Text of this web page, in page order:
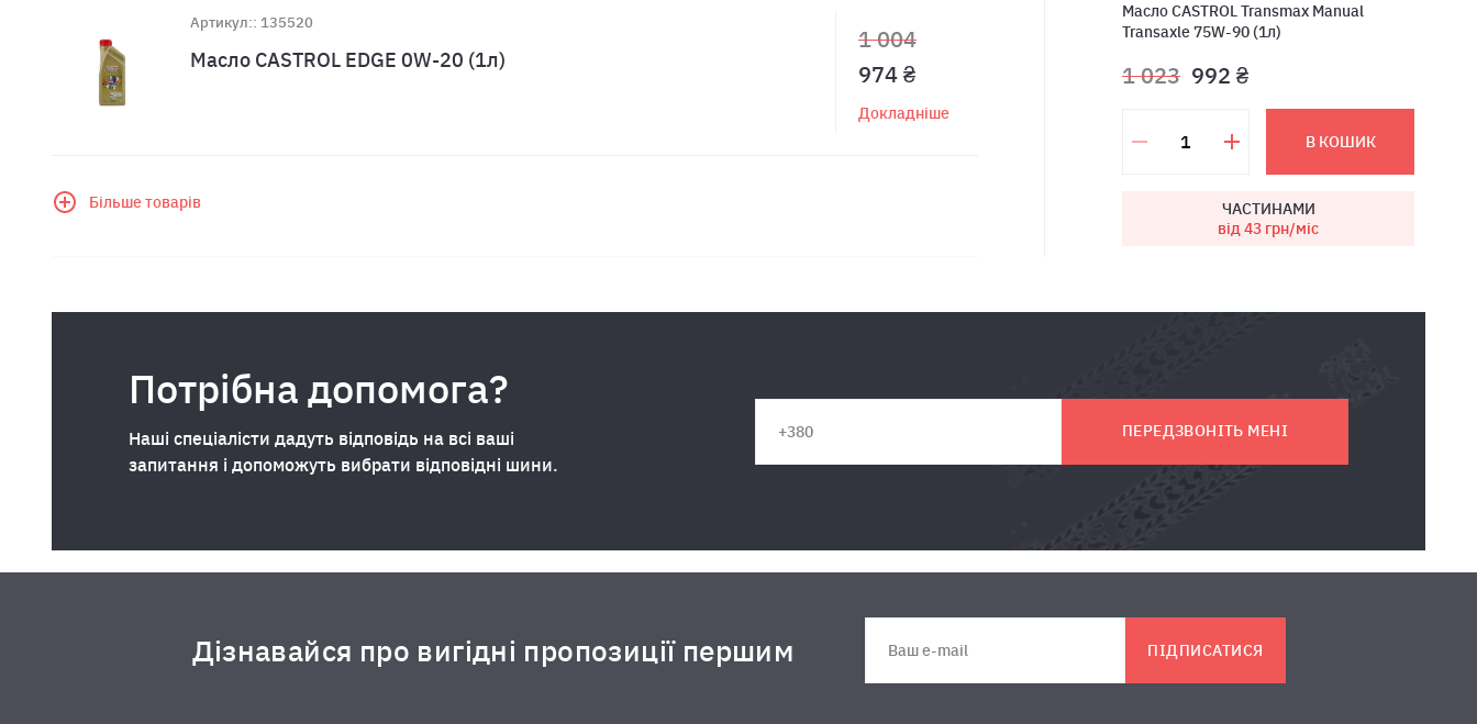
Артикул:: 135520
Масло CASTROL EDGE 0W-20 (1л)
1 004
974 ₴
Докладніше
Більше товарів
Масло CASTROL Transmax Manual
Transaxle 75W-90 (1л)
1 023 992 ₴
В КОШИК
ЧАСТИНАМИ
від 43 грн/міс
Потрібна допомога?
Наші спеціалісти дадуть відповідь на всі ваші
запитання і допоможуть вибрати відповідні шини.
ПЕРЕДЗВОНІТЬ МЕНІ
Дізнавайся про вигідні пропозиції першим ПІДПИСАТИСЯ